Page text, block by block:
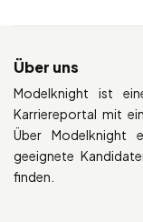
Über uns
Modelknight ist
Karriereportal mit
Über Modelknight
geeignete
finden.